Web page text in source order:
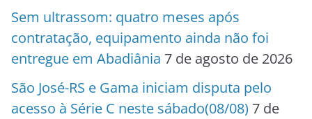
Sem ultrassom: quatro meses após
contratação, equipamento ainda não foi
entregue em Abadiânia 7 de agosto de 2026
São José-RS e Gama iniciam disputa pelo
acesso à Série C neste sábado(08/08) 7 de